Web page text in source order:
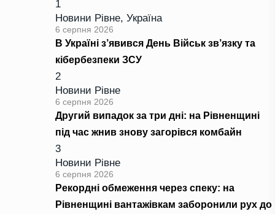
1
Новини Рівне, Україна
6 серпня 2026
В Україні з’явився День Військ зв’язку та
кібербезпеки ЗСУ
2
Новини Рівне
6 серпня 2026
Другий випадок за три дні: на Рівненщині
під час жнив знову загорівся комбайн
3
Новини Рівне
6 серпня 2026
Рекордні обмеження через спеку: на
Рівненщині вантажівкам заборонили рух до